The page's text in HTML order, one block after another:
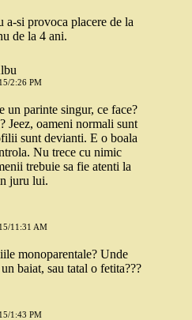
a-si provoca placere de la
de la 4 ani.
2:26 PM
un parinte singur, ce face?
Jeez, oameni normali sunt
sunt devianti. E o boala
Nu trece cu nimic
trebuie sa fie atenti la
juru lui.
11:31 AM
monoparentale? Unde
baiat, sau tatal o fetita???
1:43 PM